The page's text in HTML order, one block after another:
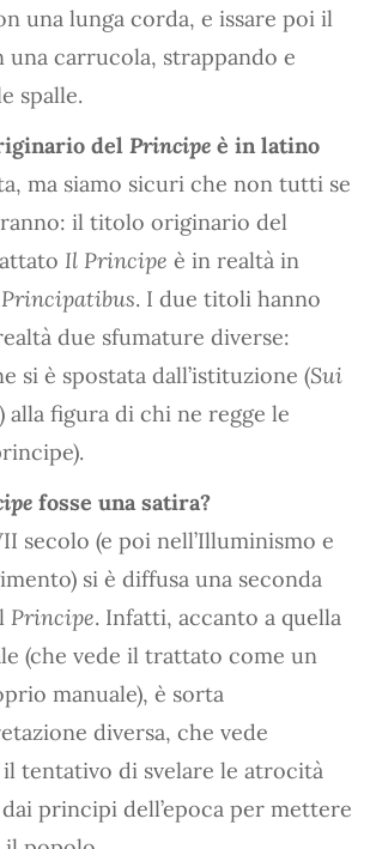
una lunga corda, e issare poi il
una carrucola, strappando e
spalle.
del Principe è in latino
ma siamo sicuri che non tutti se
il titolo originario del
Il Principe è in realtà in
. I due titoli hanno
due sfumature diverse:
si è spostata dall’istituzione (Sui
) alla figura di chi ne regge le
fosse una satira?
secolo (e poi nell’Illuminismo e
si è diffusa una seconda
Principe. Infatti, accanto a quella
(che vede il trattato come un
manuale), è sorta
diversa, che vede
il tentativo di svelare le atrocità
principi dell’epoca per mettere